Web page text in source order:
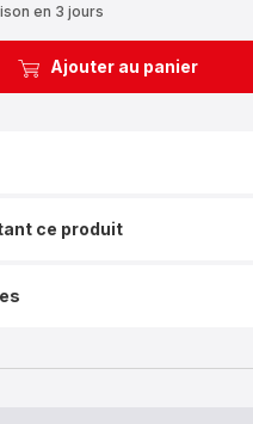
en 3 jours
Ajouter au panier
ce produit